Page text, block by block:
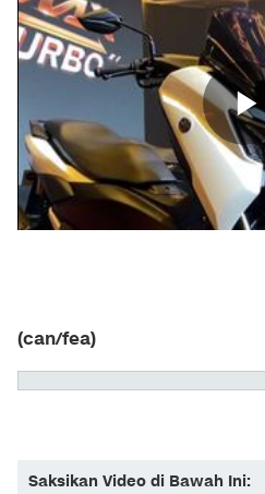
(can/fea)
Saksikan Video di Bawah Ini: